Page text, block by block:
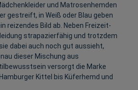
und Matrosenhemden
gestreift, in Weiß oder Blau geben
reizendes Bild ab. Neben Freizeit-
strapazierfähig und trotzdem
dabei auch noch gut aussieht,
dieser Mischung aus
versorgt die Marke
Kittel bis Küferhemd und